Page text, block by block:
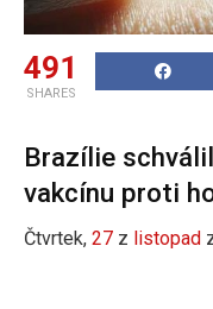
491
SHARES
Brazílie
vakcínu proti
Čtvrtek, 27 z listopad